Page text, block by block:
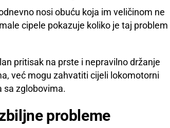
nosi obuću koja im veličinom ne
cipele pokazuje koliko je taj problem
pritisak na prste i nepravilno držanje
već mogu zahvatiti cijeli lokomotorni
sa zglobovima.
probleme